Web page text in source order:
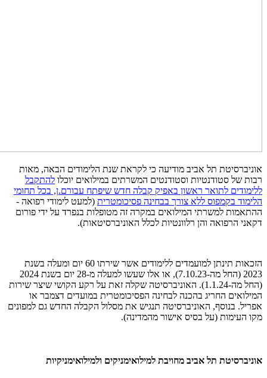
אוניברסיטת תל אביב מודיעה כי לקראת שנת הלימודים הבאה, מאות
רבות של סטודנטיות וסטודנטים המשרתים במילואים יוכלו להתקבל
ללימודים לתואר ראשון באפיק קבלה חדש שיפתח עבורם.ן, בכל תחומי
הלימוד בקמפוס ללא צורך בבחינה פסיכומטרית (למעט לימודי רפואה -
ההתאמות למשרתי המילואים במקרה זה מטופלות בנפרד על ידי פורום
דקאני הרפואה והן רלוונטיות לכלל האוניברסיטאות).
הזכאות תינתן למועמדים ללימודים אשר שירתו 60 יום ומעלה בשנת
2023 (החל מה-7.10.23), או אלו שעשו למעלה מ-28 יום בשנת 2024
(החל מה-1.1.24). האוניברסיטה שקלה זאת על רקע הקושי שיצר שירות
המילואים החריג בהכנה לבחינה הפסיכומטרית במועדים דצמבר או
אפריל. בנוסף, האוניברסיטה תנגיש את מסלול הקבלה החדש גם למפונים
מקו העימות (על בסיס אישור מהמדינה).
אוניברסיטת תל אביב מחויבת למילואימניקים ולמילואימניקיות